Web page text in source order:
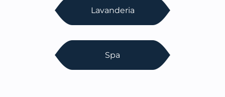
Lavanderia
Spa